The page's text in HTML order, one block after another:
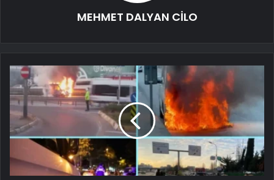
MEHMET DALYAN CİLO